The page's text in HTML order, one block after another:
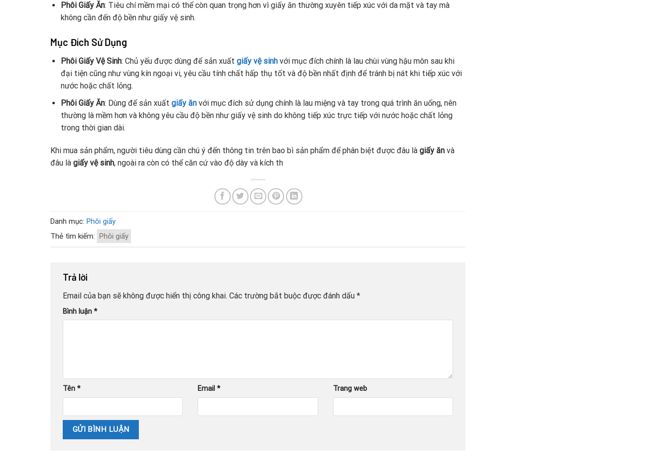
Phôi Giấy Ăn: Tiêu chí mềm mại có thể còn quan trọng hơn vì giấy ăn thường xuyên tiếp xúc với da mặt và tay mà
không cần đến độ bền như giấy vệ sinh.
Mục Đích Sử Dụng
Phôi Giấy Vệ Sinh: Chủ yếu được dùng để sản xuất giấy vệ sinhvới mục đích chính là lau chùi vùng hậu môn sau khi
đại tiện cũng như vùng kín ngoại vi, yêu cầu tính chất hấp thụ tốt và độ bền nhất định để tránh bị nát khi tiếp xúc với
nước hoặc chất lỏng.
Phôi Giấy Ăn: Dùng để sản xuất giấy ănvới mục đích sử dụng chính là lau miệng và tay trong quá trình ăn uống, nên
thường là mềm hơn và không yêu cầu độ bền như giấy vệ sinh do không tiếp xúc trực tiếp với nước hoặc chất lỏng
trong thời gian dài.
Khi mua sản phẩm, người tiêu dùng cần chú ý đến thông tin trên bao bì sản phẩm để phân biệt được đâu là giấy ăn và
đâu là giấy vệ sinh, ngoài ra còn có thể căn cứ vào độ dày và kích th
Danh mục: Phôi giấy
Thẻ tìm kiếm: Phôi giấy
Trả lời
Email của bạn sẽ không được hiển thị công khai. Các trường bắt buộc được đánh dấu *
Bình luận *
Tên * Email* Trang web